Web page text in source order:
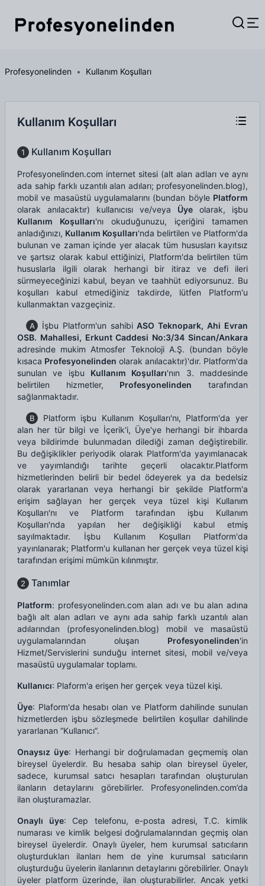
Profesyonelinden Kullanım Koşulları
Kullanım Koşulları
1 Kullanım Koşulları
Profesyonelinden.com internet sitesi (alt alan adları ve aynı
ada sahip farklı uzantılı alan adıları; profesyonelinden.blog),
mobil ve masaüstü uygulamalarını (bundan böyle Platform
olarak anılacaktır) kullanıcısı ve/veya Üye olarak, işbu
Kullanım Koşulları'nı okuduğunuzu, içeriğini tamamen
anladığınızı, Kullanım Koşulları'nda belirtilen ve Platform'da
bulunan ve zaman içinde yer alacak tüm hususları kayıtsız
ve şartsız olarak kabul ettiğinizi, Platform'da belirtilen tüm
hususlarla ilgili olarak herhangi bir itiraz ve defi ileri
sürmeyeceğinizi kabul, beyan ve taahhüt ediyorsunuz. Bu
koşulları kabul etmediğiniz takdirde, lütfen Platform'u
kullanmaktan vazgeçiniz.
A İşbu Platform'un sahibiASO Teknopark, Ahi Evran
OSB. Mahallesi, Erkunt Caddesi No:3/34 Sincan/Ankara
adresinde mukim Atmosfer Teknoloji A.Ş. (bundan böyle
kısaca Profesyonelinden olarak anılacaktır)'dır. Platform'da
sunulan ve işbu Kullanım Koşulları'nın 3. maddesinde
belirtilen hizmetler, Profesyonelinden tarafından
sağlanmaktadır.
B
Platform işbu Kullanım Koşulları'nı, Platform'da yer
alan her tür bilgi ve İçerik'i, Üye'ye herhangi bir ihbarda
veya bildirimde bulunmadan dilediği zaman değiştirebilir.
Bu değişiklikler periyodik olarak Platform'da yayımlanacak
ve yayımlandığı tarihte geçerli olacaktır.Platform
hizmetlerinden belirli bir bedel ödeyerek ya da bedelsiz
olarak yararlanan veya herhangi bir şekilde Platform'a
erişim sağlayan her gerçek veya tüzel kişi Kullanım
Koşulları'nı ve Platform tarafından işbu Kullanım
Koşulları'nda yapılan her değişikliği kabul etmiş
sayılmaktadır. İşbu Kullanım Koşulları Platform'da
yayınlanarak; Platform'u kullanan her gerçek veya tüzel kişi
tarafından erişimi mümkün kılınmıştır.
2 Tanımlar
Platform: profesyonelinden.com alan adı ve bu alan adına
bağlı alt alan adları ve aynı ada sahip farklı uzantılı alan
adılarından (profesyonelinden.blog) mobil ve masaüstü
uygulamalarından oluşan Profesyonelinden'in
Hizmet/Servislerini sunduğu internet sitesi, mobil ve/veya
masaüstü uygulamalar toplamı.
Kullanıcı: Plaform'a erişen her gerçek veya tüzel kişi.
Üye: Plaform'da hesabı olan ve Platform dahilinde sunulan
hizmetlerden işbu sözleşmede belirtilen koşullar dahilinde
yararlanan “Kullanıcı”.
Onaysız üye: Herhangi bir doğrulamadan geçmemiş olan
bireysel üyelerdir. Bu hesaba sahip olan bireysel üyeler,
sadece, kurumsal satıcı hesapları tarafından oluşturulan
ilanların detaylarını görebilirler. Profesyonelinden.com’da
ilan oluşturamazlar.
Onaylı üye: Cep telefonu, e-posta adresi, T.C. kimlik
numarası ve kimlik belgesi doğrulamalarından geçmiş olan
bireysel üyelerdir. Onaylı üyeler, hem kurumsal satıcıların
oluşturdukları ilanları hem de yine kurumsal satıcıların
oluşturduğu üyelerin ilanlarının detaylarını görebilirler. Onaylı
üyeler platform üzerinde, ilan oluşturabilirler. Ancak yetki